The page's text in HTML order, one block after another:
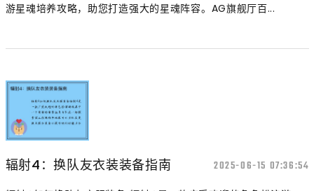
游星魂培养攻略，助您打造强大的星魂阵容。AG旗舰厅百...
辐射4：换队友衣装装备指南 2025-06-15 07:36:54